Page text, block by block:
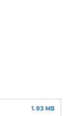
1.93 MB